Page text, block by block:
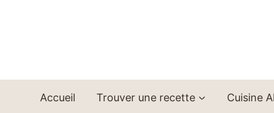
Accueil Trouver une recette Cuisine